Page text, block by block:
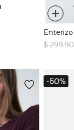
+
$ 299.